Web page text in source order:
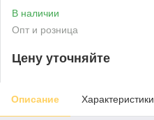
В наличии
Опт и розница
Цену уточняйте
Описание Характеристики